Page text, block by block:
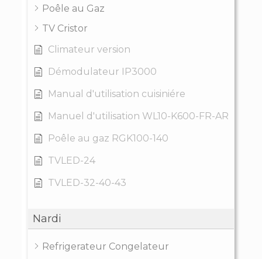
Poêle au Gaz
TV Cristor
Climateur version
Démodulateur IP3000
Manual d'utilisation cuisiniére
Manuel d'utilisation WL10-K600-FR-AR
Poêle au gaz RGK100-140
TVLED-24
TVLED-32-40-43
Nardi
Refrigerateur Congelateur